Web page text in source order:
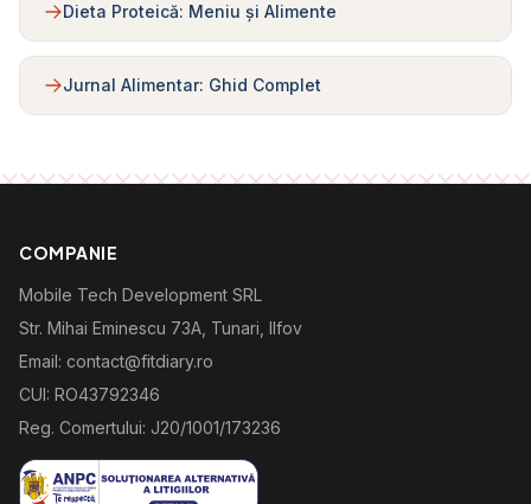
Dieta Proteică: Meniu și Alimente
Jurnal Alimentar: Ghid Complet
COMPANIE
Mobile Tech Development SRL
Str. Mihai Eminescu 73A, Tunari, Ilfov
Email: contact@fitdiary.ro
CUI: RO43792346
Reg. Comertului: J20/1001/173236